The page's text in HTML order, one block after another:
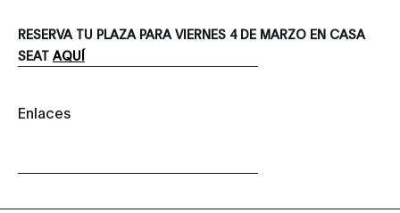
RESERVA TU PLAZA PARA VIERNES 4 DE MARZO EN CASA
SEAT AQUÍ
Enlaces